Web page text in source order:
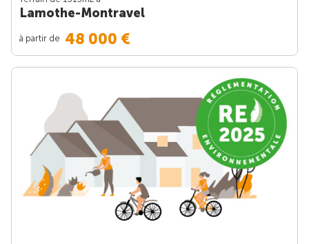
Lamothe-Montravel
à partir de 48 000 €